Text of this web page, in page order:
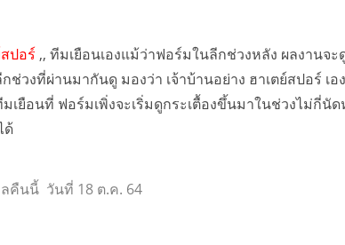
ปอร์ ,, ทีมเยือนเองแม้ว่าฟอร์มในลีกช่วงหลัง ผลงาน
วงที่ผ่านมากันดู มองว่า เจ้าบ้านอย่าง ฮาเตย์สปอร์ เ
เยือนที่ ฟอร์มเพิ่งจะเริ่มดูกระเตื้องขึ้นมาในช่วงไม่กี่นั
ด้
คืนนี้ วันที่ 18 ต.ค. 64